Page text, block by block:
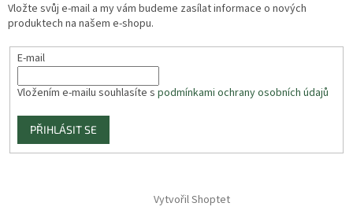
Vložte svůj e-mail a my vám budeme zasílat informace o nových
produktech na našem e-shopu.
E-mail
Vložením e-mailu souhlasíte s podmínkami ochrany osobních údajů
PŘIHLÁSIT SE
Vytvořil Shoptet